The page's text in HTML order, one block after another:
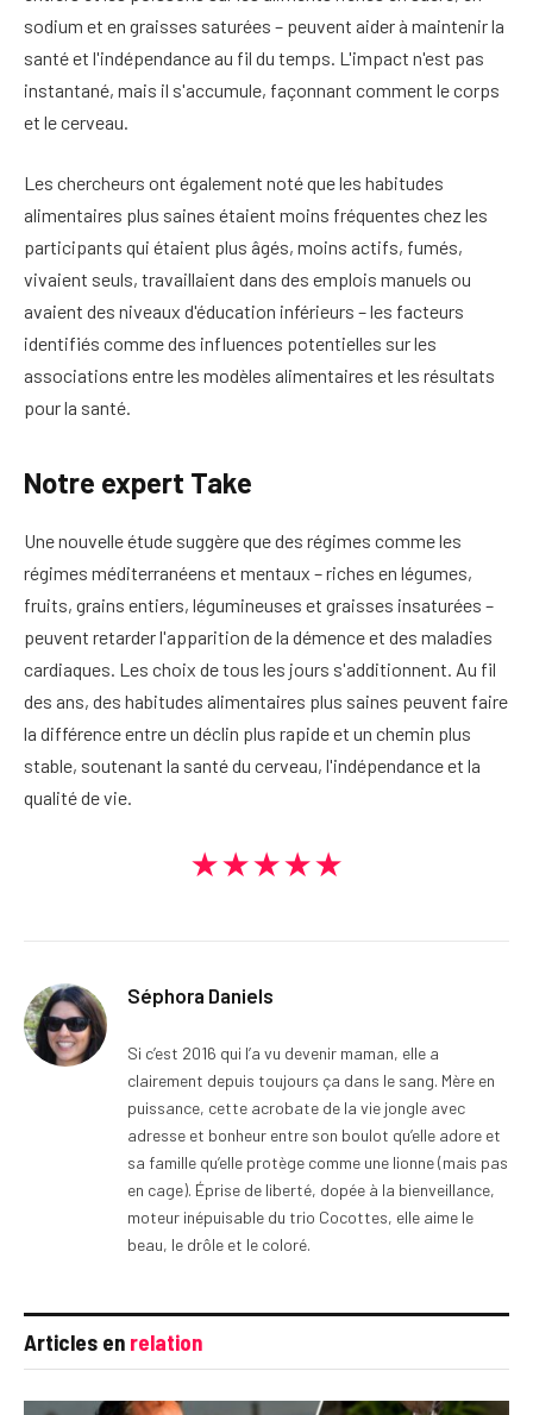
sodium et en graisses saturées – peuvent aider à maintenir la
santé et l'indépendance au fil du temps. L'impact n'est pas
instantané, mais il s'accumule, façonnant comment le corps
et le cerveau.
Les chercheurs ont également noté que les habitudes
alimentaires plus saines étaient moins fréquentes chez les
participants qui étaient plus âgés, moins actifs, fumés,
vivaient seuls, travaillaient dans des emplois manuels ou
avaient des niveaux d'éducation inférieurs – les facteurs
identifiés comme des influences potentielles sur les
associations entre les modèles alimentaires et les résultats
pour la santé.
Notre expert Take
Une nouvelle étude suggère que des régimes comme les
régimes méditerranéens et mentaux – riches en légumes,
fruits, grains entiers, légumineuses et graisses insaturées –
peuvent retarder l'apparition de la démence et des maladies
cardiaques. Les choix de tous les jours s'additionnent. Au fil
des ans, des habitudes alimentaires plus saines peuvent faire
la différence entre un déclin plus rapide et un chemin plus
stable, soutenant la santé du cerveau, l'indépendance et la
qualité de vie.
★★★★★
Séphora Daniels
Si c’est 2016 qui l’a vu devenir maman, elle a
clairement depuis toujours ça dans le sang. Mère en
puissance, cette acrobate de la vie jongle avec
adresse et bonheur entre son boulot qu’elle adore et
sa famille qu’elle protège comme une lionne (mais pas
en cage). Éprise de liberté, dopée à la bienveillance,
moteur inépuisable du trio Cocottes, elle aime le
beau, le drôle et le coloré.
Articles en relation